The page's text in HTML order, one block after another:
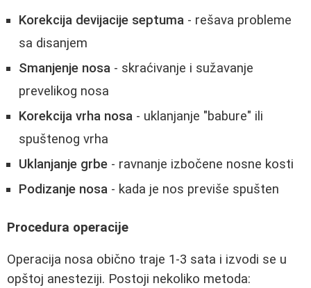
Korekcija devijacije septuma - rešava probleme
sa disanjem
Smanjenje nosa - skraćivanje i sužavanje
prevelikog nosa
Korekcija vrha nosa - uklanjanje "babure" ili
spuštenog vrha
Uklanjanje grbe - ravnanje izbočene nosne kosti
Podizanje nosa - kada je nos previše spušten
Procedura operacije
Operacija nosa obično traje 1-3 sata i izvodi se u
opštoj anesteziji. Postoji nekoliko metoda: